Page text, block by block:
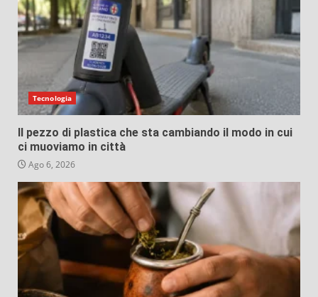
Tecnologia
Il pezzo di plastica che sta cambiando il modo in cui
ci muoviamo in città
Ago 6, 2026